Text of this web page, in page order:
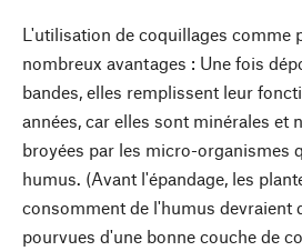
L'utilisation de coquillages comme
nombreux avantages : Une fois
bandes, elles remplissent leur
années, car elles sont minérales et
broyées par les micro-organismes
humus. (Avant l'épandage, les
consomment de l'humus devraient
pourvues d'une bonne couche de